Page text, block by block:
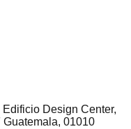
Design Center,
Guatemala, 01010